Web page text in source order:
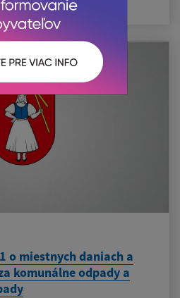
o miestnych daniach a
komunálne odpady a